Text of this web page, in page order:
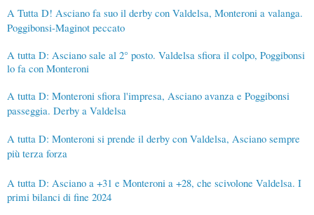
A Tutta D! Asciano fa suo il derby con Valdelsa, Monteroni a valanga.
Poggibonsi-Maginot peccato
A tutta D: Asciano sale al 2° posto. Valdelsa sfiora il colpo, Poggibonsi
lo fa con Monteroni
A tutta D: Monteroni sfiora l'impresa, Asciano avanza e Poggibonsi
passeggia. Derby a Valdelsa
A tutta D: Monteroni si prende il derby con Valdelsa, Asciano sempre
più terza forza
A tutta D: Asciano a +31 e Monteroni a +28, che scivolone Valdelsa. I
primi bilanci di fine 2024